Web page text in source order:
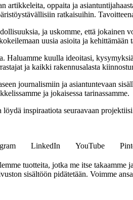
artikkeleita, oppaita ja
ratkaisuihin.
ja uskomme, että jokainen
uusia asioita ja
Haluamme kuulla ideoitasi,
ja kaikki rakennusalasta
journalismiin ja asiantuntevaan
ja jokaisessa tarinassamme.
inspiraatiota seuraavaan
LinkedIn YouTube
tuotteita, jotka me itse
sisältöön pidätetään. Voimme